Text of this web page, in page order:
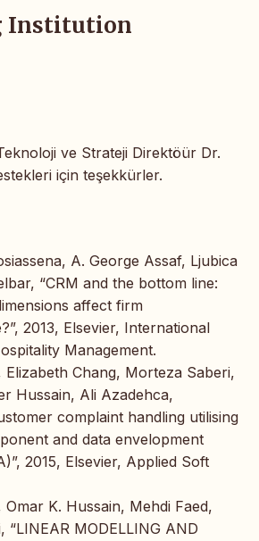
Institution
ve Strateji Direktöür Dr.
için teşekkürler.
A. George Assaf, Ljubica
“CRM and the bottom line:
affect firm
2013, Elsevier, International
Management.
Elizabeth Chang, Morteza Saberi,
Hussain, Ali Azadehca,
complaint handling utilising
and data envelopment
2015, Elsevier, Applied Soft
Omar K. Hussain, Mehdi Faed,
“LINEAR MODELLING AND